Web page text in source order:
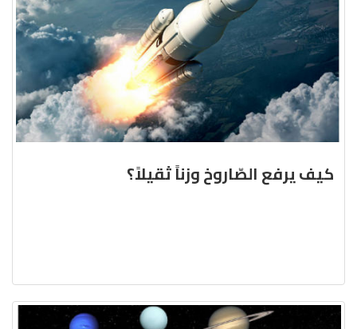
كيف يرفع الصّاروخ وزناً ثقيلاً؟